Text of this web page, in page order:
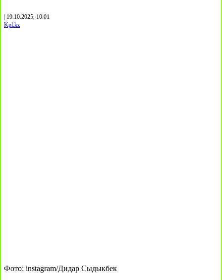
| 19.10.2025, 10:01
Kpl.kz
Фото: instagram/Дидар Сыдыкбек